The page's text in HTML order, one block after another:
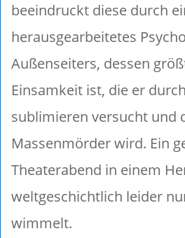
beeindruckt diese durch
herausgearbeitetes
Außenseiters, dessen
Einsamkeit ist, die er
sublimieren versucht und
Massenmörder wird. Ein
Theaterabend in einem
weltgeschichtlich leider
wimmelt.